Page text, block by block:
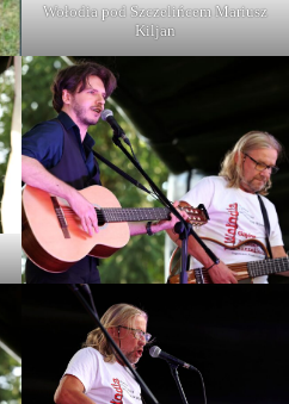
Wołodia pod Szczelińcem Mariusz
Kiljan